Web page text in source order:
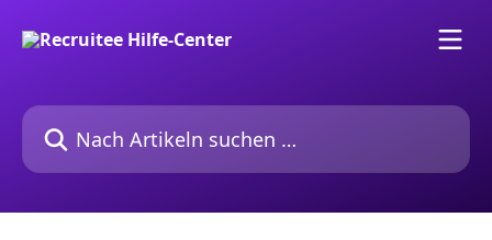
Nach Artikeln suchen …